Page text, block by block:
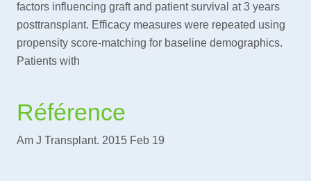
factors influencing graft and patient survival at 3 years
posttransplant. Efficacy measures were repeated using
propensity score-matching for baseline demographics.
Patients with
Référence
Am J Transplant. 2015 Feb 19